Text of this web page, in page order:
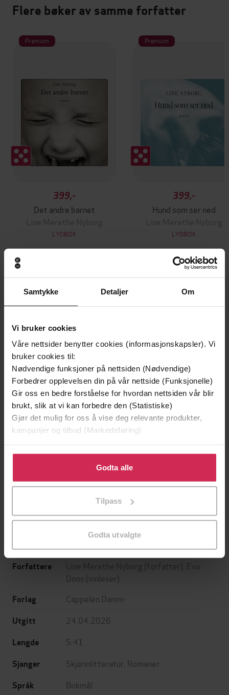
Samtykke Detaljer Om
Vi bruker cookies
Våre nettsider benytter cookies (informasjonskapsler). Vi
bruker cookies til:
Nødvendige funksjoner på nettsiden (Nødvendige)
Forbedrer opplevelsen din på vår nettside (Funksjonelle)
Gir oss en bedre forståelse for hvordan nettsiden vår blir
brukt, slik at vi kan forbedre den (Statistiske)
Gjør det mulig for oss å vise deg relevante produkter,
kampanjer og tilbud (Markedsføring)
Klikk på «Godta alle» for å gi oss ditt samtykke til å
bruke cookies for alle disse formålene. Du kan også
tilpasse ditt samtykke til spesifikke formål ved å klikke
Godta alle
Tilpass
Godta utvalgte
Flere bøker av samme forfatter
Premium
399,-
Det andre barnet
Line Merethe Nyborg
LYDBOK
Premium
399,-
Hund som ser ned
Line Merethe Nyborg
LYDBOK
Andre har også kjøpt
Vinner av Rivertonprisen
Minnesota
Utskudd
Forfattere Line Merethe Nyborg (forfatter), Eva
Dons (innleser)
Forlag Cappelen Damm
Utgitt 24.04.2026
Lengde 5:41
Sjanger Skjønnlitteratur Romaner
Språk Bokmål